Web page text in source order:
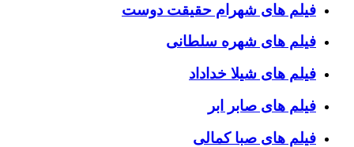
فیلم های شهرام حقیقت دوست
فیلم های شهره سلطانی
فیلم های شیلا خداداد
فیلم های صابر ابر
فیلم های صبا کمالی